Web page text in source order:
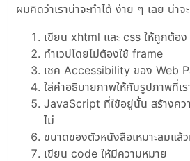
ผมคิดว่าเราน่าจะทำได้ ง่าย ๆ เลย น่าจ
เขียน xhtml และ css ให้ถูกต้อง
ทำเวปโดยไม่ต้องใช้ frame
เชค Accessibility ของ Web
ใส่คำอธิบายภาพให้กับรูปภาพที่เ
JavaScript ที่ใช้อยู่นั้น สร้างคว
ไม่
ขนาดของตัวหนังสือเหมาะสมแล้ว
เขียน code ให้มีความหมาย